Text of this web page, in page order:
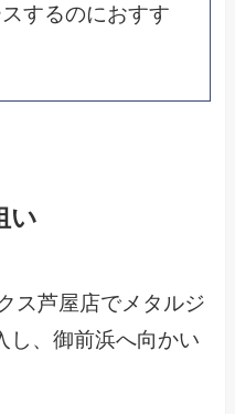
するのにおすす
い
ス芦屋店でメタルジ
し、御前浜へ向かい